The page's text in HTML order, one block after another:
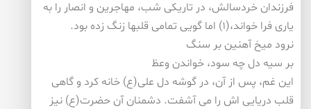
فرزندان خردسالش، در تاریكی شب، مهاجرین و انصار را به
یاری فرا خواند،(۱) اما گویی تمامی قلبها زنگ زده بود.
نرود میخ آهنین بر سنگ
بر سیه دل چه سود، خواندن وعظ
این غم، پس از آن، در گوشه دل علی(ع) خانه كرد و گاهی
قلب دریایی اش را می آشفت. دشمنان آن حضرت(ع) نیز